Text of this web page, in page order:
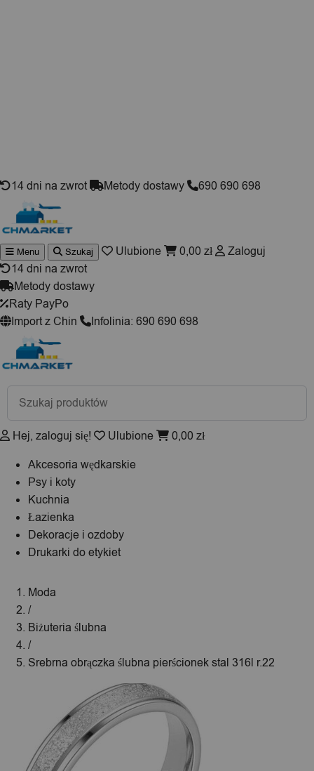
14 dni na zwrot Metody dostawy 690 690 698
Wyszukiwarka
produktów
Menu Szukaj Ulubione 0,00 zł
Zaloguj
14 dni na zwrot
Metody dostawy
Raty PayPo
Import z Chin
Infolinia: 690 690 698
Wyszukiwarka
produktów
Hej, zaloguj się! Ulubione 0,00 zł
Akcesoria wędkarskie
Psy i koty
Kuchnia
Łazienka
Dekoracje i ozdoby
Drukarki do etykiet
Moda
/
Biżuteria ślubna
/
Srebrna obrączka ślubna pierścionek stal 316l r.22